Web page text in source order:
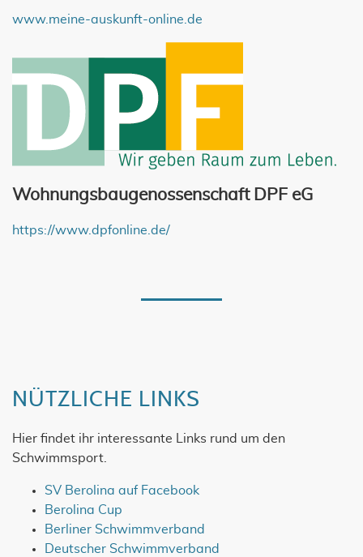
www.meine-auskunft-online.de
Wohnungsbaugenossenschaft DPF eG
https://www.dpfonline.de/
NÜTZLICHE LINKS
Hier findet ihr interessante Links rund um den
Schwimmsport.
SV Berolina auf Facebook
Berolina Cup
Berliner Schwimmverband
Deutscher Schwimmverband